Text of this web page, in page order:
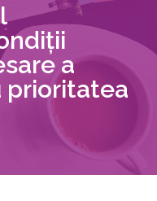
a
prioritatea